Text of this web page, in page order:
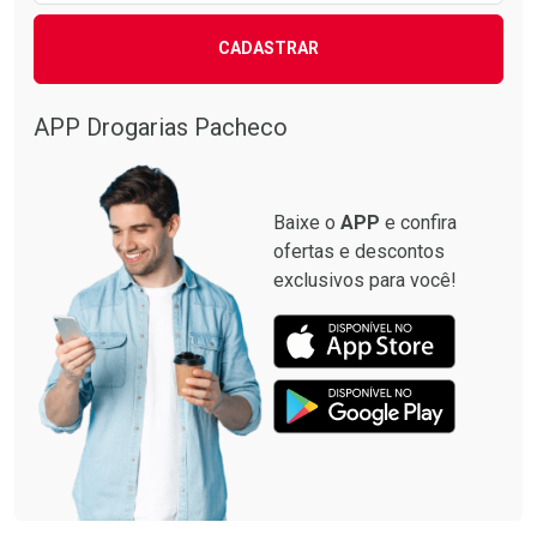
Comprar sem Desconto
Comprar sem Desconto
Por R$ 31,99/cada
CADASTRAR
APP Drogarias Pacheco
Baixe o APP e confira
ofertas e descontos
exclusivos para você!